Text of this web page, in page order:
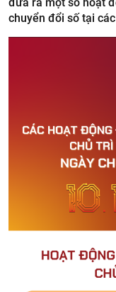
chuyển đổi số tại